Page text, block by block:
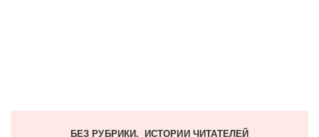
БЕЗ РУБРИКИ ИСТОРИИ ЧИТАТЕЛЕЙ